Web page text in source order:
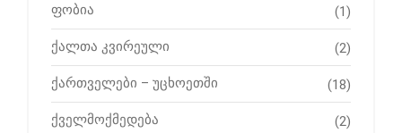
ფობია (1)
ქალთა კვირეული (2)
ქართველები – უცხოეთში (18)
ქველმოქმედება (2)